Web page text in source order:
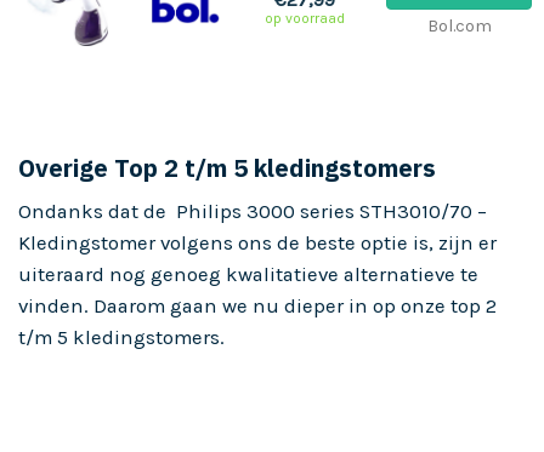
op voorraad Bol.com
Overige Top 2 t/m 5 kledingstomers
Ondanks dat de Philips 3000 series STH3010/70 –
Kledingstomer volgens ons de beste optie is, zijn er
uiteraard nog genoeg kwalitatieve alternatieve te
vinden. Daarom gaan we nu dieper in op onze top 2
t/m 5 kledingstomers.